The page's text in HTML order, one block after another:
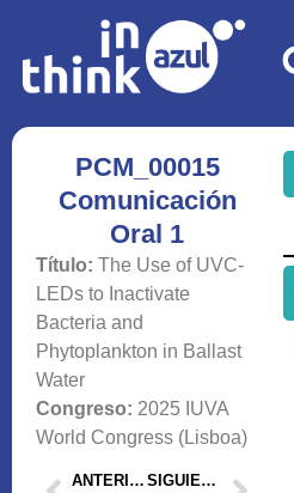
PCM_00015
Comunicación
Oral 1
Título: The Use of UVC-
LEDs to Inactivate
Bacteria and
Phytoplankton in Ballast
Water
Congreso: 2025 IUVA
World Congress (Lisboa)
ANTERIOR SIGUIENTE